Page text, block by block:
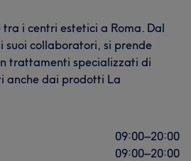
tra i centri estetici a Roma. Dal
suoi collaboratori, si prende
trattamenti specializzati di
anche dai prodotti La
09:00–20:00
09:00–20:00